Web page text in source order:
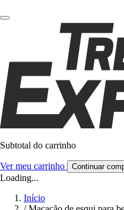
Subtotal do carrinho
Ver meu carrinho Continuar
Loading...
Início